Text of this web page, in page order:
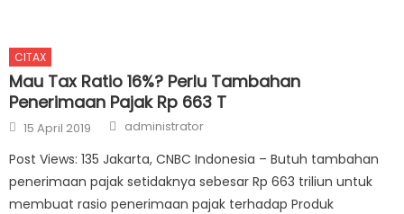
CITAX
Mau Tax Ratio 16%? Perlu Tambahan
Penerimaan Pajak Rp 663 T
Posted on
15 April 2019 Author
administrator
Post Views: 135 Jakarta, CNBC Indonesia – Butuh tambahan
penerimaan pajak setidaknya sebesar Rp 663 triliun untuk
membuat rasio penerimaan pajak terhadap Produk